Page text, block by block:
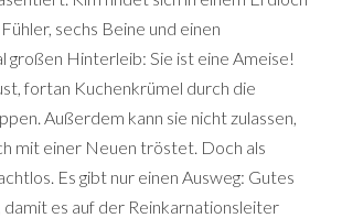
sechs Beine und einen
Hinterleib: Sie ist eine Ameise!
fortan Kuchenkrümel durch die
Außerdem kann sie nicht zulassen,
mit einer Neuen tröstet. Doch als
Es gibt nur einen Ausweg: Gutes
damit es auf der Reinkarnationsleiter